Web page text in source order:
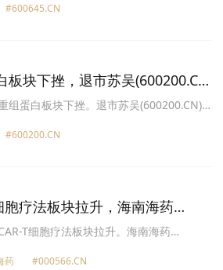
34.17元，三生国健(688336.CN)涨5.32%
涨3.82%报10.59元，成都先导
#600645.CN
板块下挫，退市苏吴(600200.CN)
组蛋白板块下挫。退市苏吴(600200.CN)跌
38.77元，康乐卫士(920575.CN)跌4.70%
跌4.38%报44.51元，锦波生物
#600200.CN
胞疗法板块拉升，海南海药
T细胞疗法板块拉升。海南海药
涨4.91%报9.83元，迈威生物
药
#000566.CN